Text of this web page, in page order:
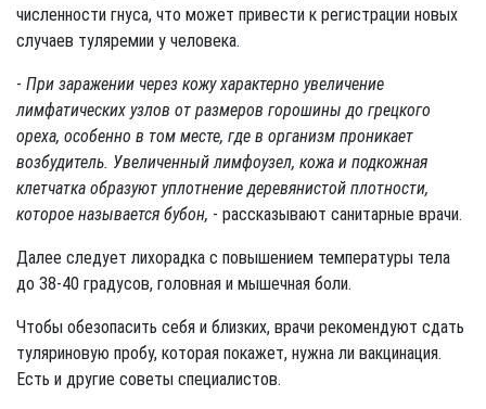
численности гнуса, что может привести к регистрации новых
случаев туляремии у человека.
- При заражении через кожу характерно увеличение
лимфатических узлов от размеров горошины до грецкого
ореха, особенно в том месте, где в организм проникает
возбудитель. Увеличенный лимфоузел, кожа и подкожная
клетчатка образуют уплотнение деревянистой плотности,
которое называется бубон, - рассказывают санитарные врачи.
Далее следует лихорадка с повышением температуры тела
до 38-40 градусов, головная и мышечная боли.
Чтобы обезопасить себя и близких, врачи рекомендуют сдать
туляриновую пробу, которая покажет, нужна ли вакцинация.
Есть и другие советы специалистов.